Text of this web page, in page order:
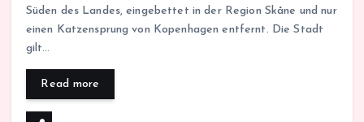
Süden des Landes, eingebettet in der Region Skåne und nur
einen Katzensprung von Kopenhagen entfernt. Die Stadt
gilt…
Read more